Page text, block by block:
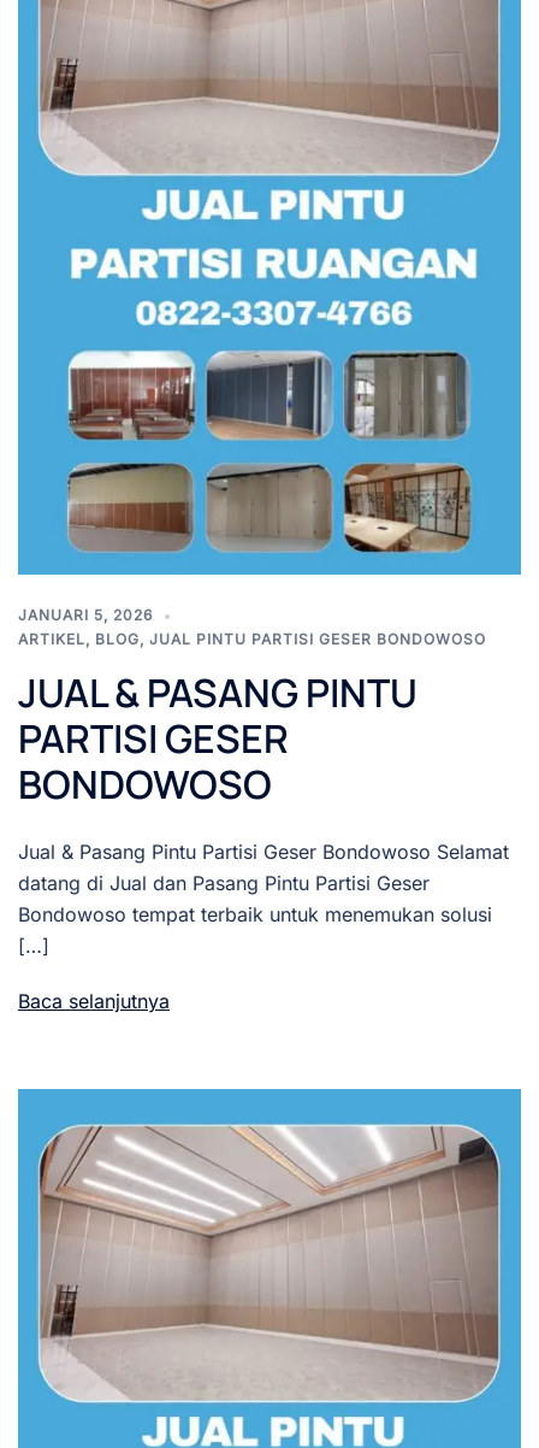
JANUARI 5, 2026
ARTIKEL, BLOG, JUAL PINTU PARTISI GESER BONDOWOSO
JUAL & PASANG PINTU
PARTISI GESER
BONDOWOSO
Jual & Pasang Pintu Partisi Geser Bondowoso Selamat
datang di Jual dan Pasang Pintu Partisi Geser
Bondowoso tempat terbaik untuk menemukan solusi
[…]
Baca selanjutnya